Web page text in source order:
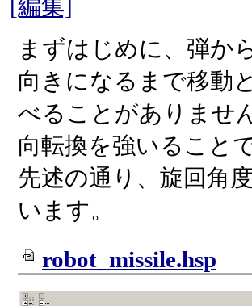
[編集]
まずはじめに、弾か
向きになるまで移動
べることがありませ
向転換を強いること
先述の通り、旋回角
います。
robot_missile.hsp